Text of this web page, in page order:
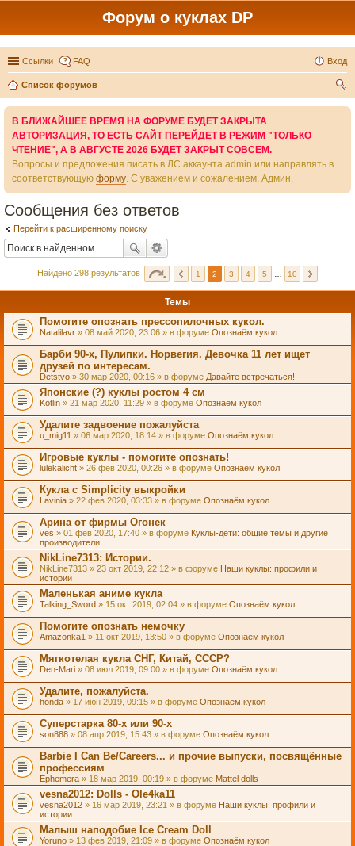
Форум о куклах DP
Ссылки FAQ Вход
Список форумов
В БЛИЖАЙШЕЕ ВРЕМЯ НА ФОРУМЕ БУДЕТ ЗАКРЫТА
АВТОРИЗАЦИЯ, ТО ЕСТЬ САЙТ ПЕРЕЙДЕТ В РЕЖИМ "ТОЛЬКО
ЧТЕНИЕ", А В АВГУСТЕ 2026 БУДЕТ ЗАКРЫТ СОВСЕМ.
Вопросы и предложения писать в ЛС аккаунта admin или направлять в
соответствующую форму. С уважением и сожалением, Админ.
Сообщения без ответов
Перейти к расширенному поиску
Найдено 298 результатов 1 2 3 4 5 10
Темы
Помогите опознать прессопилочных кукол.
Natalilavr » 08 май 2020, 23:06 » в форуме Опознаём кукол
Барби 90-х, Пулипки. Норвегия. Девочка 11 лет ищет
друзей по интересам.
Detstvo » 30 мар 2020, 00:16 » в форуме Давайте встречаться!
Японские (?) куклы ростом 4 см
Kotlin » 21 мар 2020, 11:29 » в форуме Опознаём кукол
Удалите задвоение пожалуйста
u_mig11 » 06 мар 2020, 18:14 » в форуме Опознаём кукол
Игровые куклы - помогите опознать!
lulekalicht » 26 фев 2020, 00:26 » в форуме Опознаём кукол
Кукла с Simplicity выкройки
Lavinia » 22 фев 2020, 03:33 » в форуме Опознаём кукол
Арина от фирмы Огонек
ves » 01 фев 2020, 17:40 » в форуме Куклы-дети: общие темы и другие
производители
NikLine7313: Истории.
NikLine7313 » 23 окт 2019, 22:12 » в форуме Наши куклы: профили и
истории
Маленькая аниме кукла
Talking_Sword » 15 окт 2019, 02:04 » в форуме Опознаём кукол
Помогите опознать немочку
Amazonka1 » 11 окт 2019, 13:50 » в форуме Опознаём кукол
Мягкотелая кукла СНГ, Китай, СССР?
Den-Mari » 08 июл 2019, 09:00 » в форуме Опознаём кукол
Удалите, пожалуйста.
honda » 17 июн 2019, 09:15 » в форуме Опознаём кукол
Суперстарка 80-х или 90-х
son888 » 08 апр 2019, 15:43 » в форуме Опознаём кукол
Barbie I Can Be/Careers... и прочие выпуски, посвящённые
профессиям
Ephemera » 18 мар 2019, 00:19 » в форуме Mattel dolls
vesna2012: Dolls - Ole4ka11
vesna2012 » 16 мар 2019, 23:21 » в форуме Наши куклы: профили и
истории
Малыш наподобие Ice Cream Doll
Yoruno » 13 фев 2019, 21:09 » в форуме Опознаём кукол